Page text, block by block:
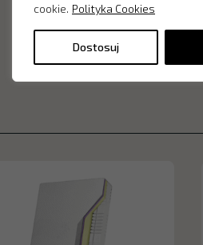
cookie. Polityka Cookies
Dostosuj